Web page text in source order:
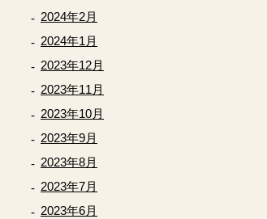
2024年2月
2024年1月
2023年12月
2023年11月
2023年10月
2023年9月
2023年8月
2023年7月
2023年6月